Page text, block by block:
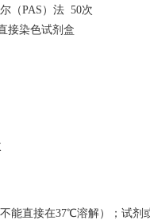
（PAS）法 50次
接染色试剂盒
能直接在37℃溶解）；试剂